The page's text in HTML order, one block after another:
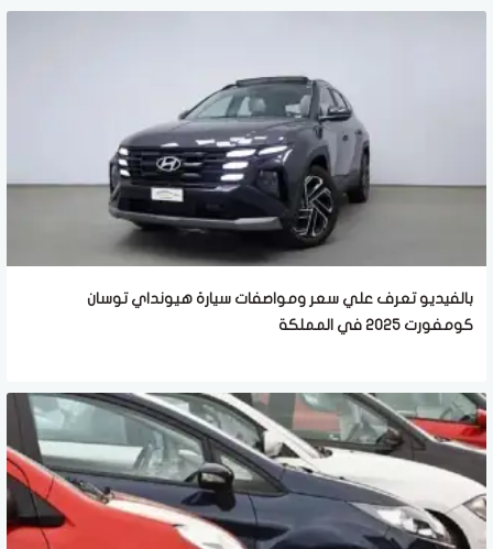
بالفيديو تعرف علي سعر ومواصفات سيارة هيونداي توسان
كومفورت 2025 في المملكة